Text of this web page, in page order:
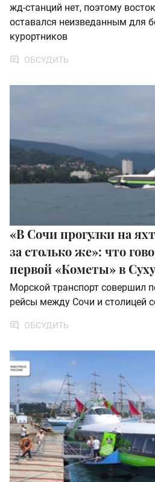
жд-станций нет, поэтому
оставался неизведанным для
курортников
ОБСУДИТЬ
«В Сочи прогулки на
за столько же»: что
первой «Кометы» в
Морской транспорт совершил
рейсы между Сочи и столицей
ОБСУДИТЬ